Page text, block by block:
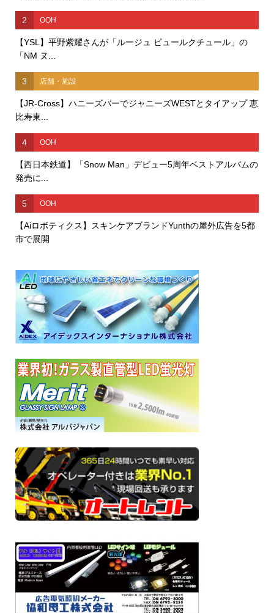
2 OOH
【YSL】平野紫耀さんが「ルージュ ピュールクチュール」の
「NM ヌ...
3 店舗・施設
【JR-Cross】ハニーズバーでジャニーズWESTとタイアップ 恵
比寿東...
4 OOH
【西日本鉄道】「Snow Man」デビュー5周年ベストアルバムの
発売に...
5 OOH
【Aiロボティクス】スキンケアブランドYunthの屋外広告を5都
市で展開